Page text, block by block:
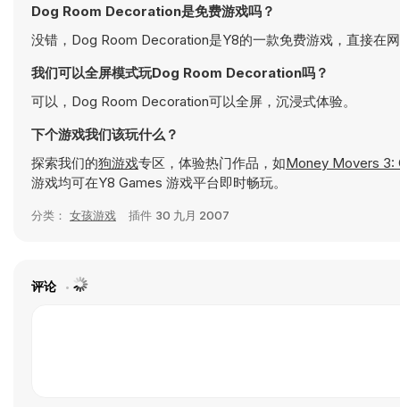
Dog Room Decoration是免费游戏吗？
没错，Dog Room Decoration是Y8的一款免费游戏，直接在
我们可以全屏模式玩Dog Room Decoration吗？
可以，Dog Room Decoration可以全屏，沉浸式体验。
下个游戏我们该玩什么？
探索我们的狗游戏专区，体验热门作品，如Money Movers 3:
游戏均可在Y8 Games 游戏平台即时畅玩。
分类： 女孩游戏 插件 30 九月 2007
评论